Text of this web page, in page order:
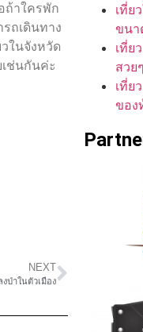
ถ้าใครพัก
ถเดินทาง
ในจังหวัด
ช่นกันค่ะ
NEXT
ป่าในตัวเมือง
เที่ย
ขนา
เที่ย
สวย
เที่ย
ของ